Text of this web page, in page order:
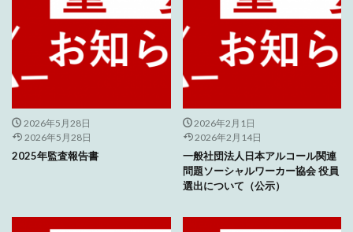
2026年5月28日
2026年5月28日
2025年監査報告書
2026年2月1日
2026年2月14日
一般社団法人日本アルコール関連
問題ソーシャルワーカー協会 役員
選出について（公示）